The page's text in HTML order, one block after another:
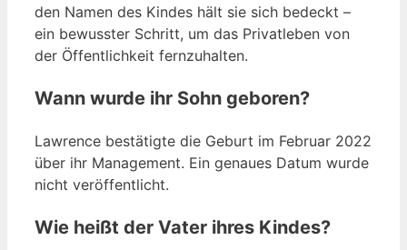
den Namen des Kindes hält sie sich bedeckt –
ein bewusster Schritt, um das Privatleben von
der Öffentlichkeit fernzuhalten.
Wann wurde ihr Sohn geboren?
Lawrence bestätigte die Geburt im Februar 2022
über ihr Management. Ein genaues Datum wurde
nicht veröffentlicht.
Wie heißt der Vater ihres Kindes?